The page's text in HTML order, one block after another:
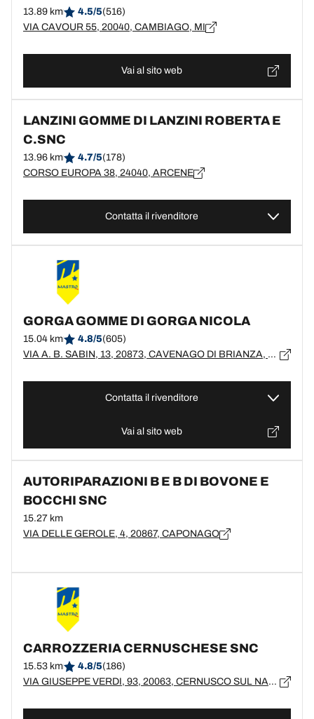
13.89 km 4.5/5(516)
VIA CAVOUR 55, 20040, CAMBIAGO, MI
Vai al sito web
LANZINI GOMME DI LANZINI ROBERTA E
C.SNC
13.96 km 4.7/5(178)
CORSO EUROPA 38, 24040, ARCENE
Contatta il rivenditore
GORGA GOMME DI GORGA NICOLA
15.04 km 4.8/5(605)
VIA A. B. SABIN, 13, 20873, CAVENAGO DI BRIANZA, MB
Contatta il rivenditore
Vai al sito web
AUTORIPARAZIONI B E B DI BOVONE E
BOCCHI SNC
15.27 km
VIA DELLE GEROLE, 4, 20867, CAPONAGO
CARROZZERIA CERNUSCHESE SNC
15.53 km 4.8/5(186)
VIA GIUSEPPE VERDI, 93, 20063, CERNUSCO SUL NAVIGLIO